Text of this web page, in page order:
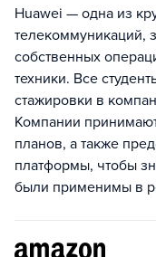
Huawei — одна из
телекоммуникаций,
собственных
техники. Все
стажировки в
Компании
планов, а также
платформы, чтобы
были применимы в